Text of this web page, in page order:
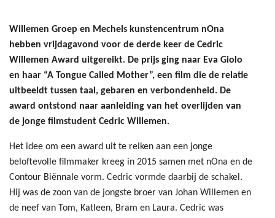
Willemen Groep en Mechels kunstencentrum nOna
hebben vrijdagavond voor de derde keer de Cedric
Willemen Award uitgereikt. De prijs ging naar Eva Giolo
en haar “A Tongue Called Mother”, een film die de relatie
uitbeeldt tussen taal, gebaren en verbondenheid. De
award ontstond naar aanleiding van het overlijden van
de jonge filmstudent Cedric Willemen.
Het idee om een award uit te reiken aan een jonge
beloftevolle filmmaker kreeg in 2015 samen met nOna en de
Contour Biënnale vorm. Cedric vormde daarbij de schakel.
Hij was de zoon van de jongste broer van Johan Willemen en
de neef van Tom, Katleen, Bram en Laura. Cedric was